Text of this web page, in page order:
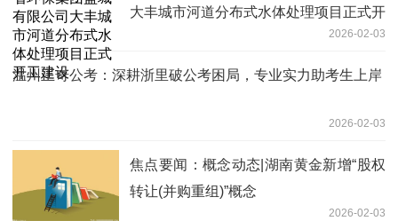
大丰城市河道分布式水体处理项目正式开
2026-02-03
温州正奇公考：深耕浙里破公考困局，专业实力助考生上岸
2026-02-03
焦点要闻：概念动态|湖南黄金新增“股权
转让(并购重组)”概念
2026-02-03